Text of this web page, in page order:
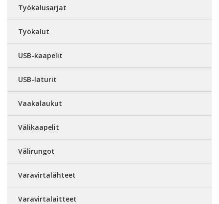
Työkalusarjat
Työkalut
USB-kaapelit
USB-laturit
Vaakalaukut
Välikaapelit
Välirungot
Varavirtalähteet
Varavirtalaitteet